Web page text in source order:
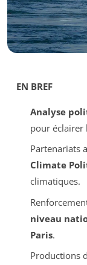
EN BREF
Analyse
pour éclairer
Partenariats
Climate
climatiques.
niveau
Paris.
Productions